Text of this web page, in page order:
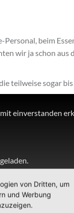
beim
wir ja schon aus
teilweise sogar
einverstanden
einmal quer
von Dritten, um
und Werbung